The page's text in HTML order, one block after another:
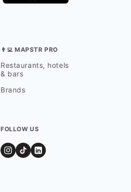
👨‍💻 MAPSTR PRO
Restaurants, hotels
& bars
Brands
FOLLOW US